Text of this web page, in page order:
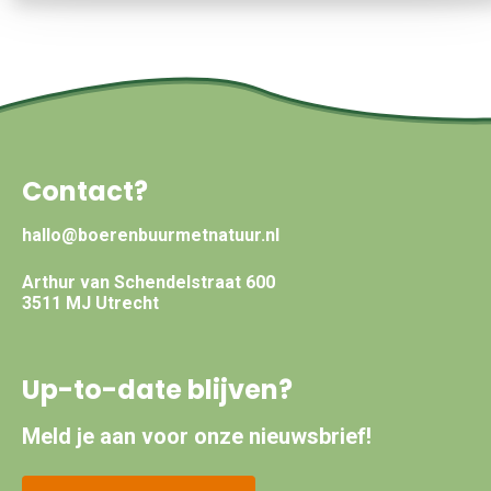
Contact?
hallo@boerenbuurmetnatuur.nl
Arthur van Schendelstraat 600
3511 MJ Utrecht
Up-to-date blijven?
Meld je aan voor onze nieuwsbrief!